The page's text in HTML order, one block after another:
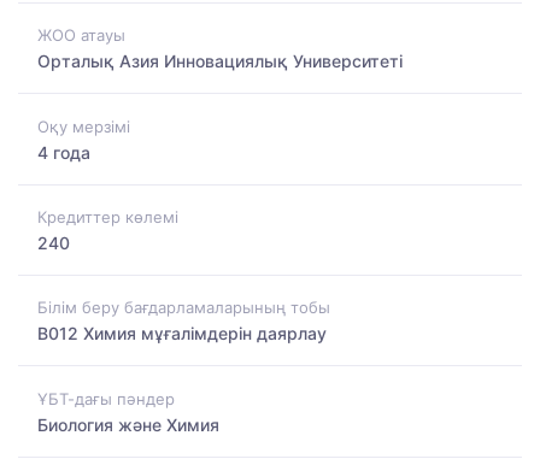
ЖОО атауы
Орталық Азия Инновациялық Университеті
Оқу мерзімі
4 года
Кредиттер көлемі
240
Білім беру бағдарламаларының тобы
B012 Химия мұғалімдерін даярлау
ҰБТ-дағы пәндер
Биология және Химия